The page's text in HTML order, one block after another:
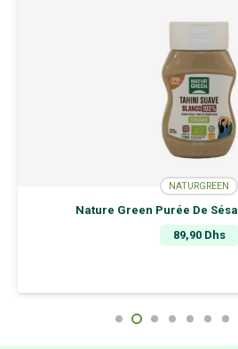
NATURGREEN
Nature Green Purée De
89,90 Dhs